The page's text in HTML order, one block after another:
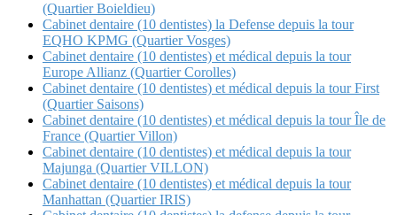
(Quartier Boieldieu)
Cabinet dentaire (10 dentistes) la Defense depuis la tour
EQHO KPMG (Quartier Vosges)
Cabinet dentaire (10 dentistes) et médical depuis la tour
Europe Allianz (Quartier Corolles)
Cabinet dentaire (10 dentistes) et médical depuis la tour First
(Quartier Saisons)
Cabinet dentaire (10 dentistes) et médical depuis la tour Île de
France (Quartier Villon)
Cabinet dentaire (10 dentistes) et médical depuis la tour
Majunga (Quartier VILLON)
Cabinet dentaire (10 dentistes) et médical depuis la tour
Manhattan (Quartier IRIS)